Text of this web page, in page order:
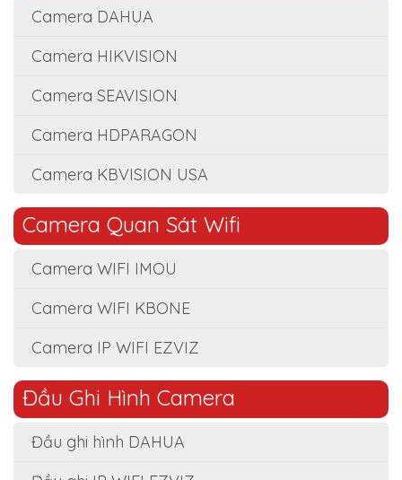
Camera DAHUA
Camera HIKVISION
Camera SEAVISION
Camera HDPARAGON
Camera KBVISION USA
Camera Quan Sát Wifi
Camera WIFI IMOU
Camera WIFI KBONE
Camera IP WIFI EZVIZ
Đầu Ghi Hình Camera
Đầu ghi hình DAHUA